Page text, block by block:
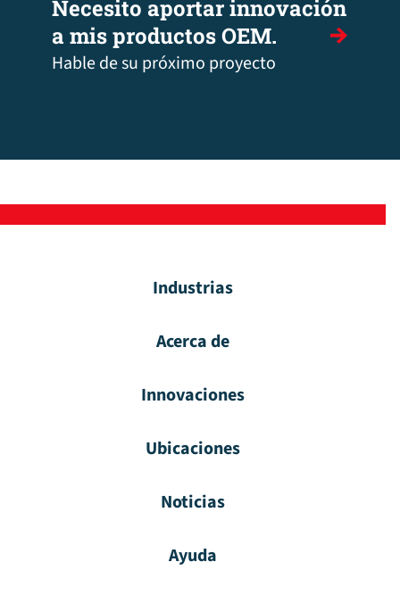
Necesito aportar innovación
a mis productos OEM.
Hable de su próximo proyecto
Industrias
Acerca de
Innovaciones
Ubicaciones
Noticias
Ayuda